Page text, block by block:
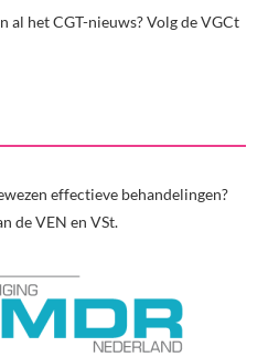
al het CGT-nieuws? Volg de VGCt
effectieve behandelingen?
de VEN en VSt.